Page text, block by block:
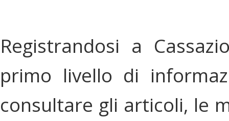
Registrandosi a
primo livello di
consultare gli articoli, le